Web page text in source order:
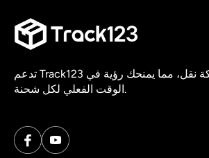
تدعم Track123 أكثر من 1,700 شركة نقل، مما يمنحك رؤية في
الوقت الفعلي لكل شحنة.